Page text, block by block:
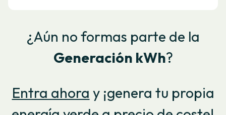
¿Aún no formas parte de la
Generación kWh?
Entra ahora y ¡genera tu propia